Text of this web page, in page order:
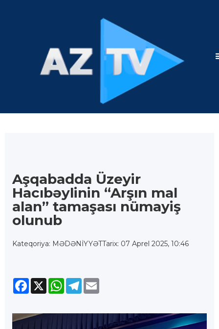
Aşqabadda Üzeyir
Hacıbəylinin “Arşın mal
alan” tamaşası nümayiş
olunub
Kateqoriya: MƏDƏNİYYƏTTarix: 07 Aprel 2025, 10:46
Facebook
X WhatsApp
Telegram